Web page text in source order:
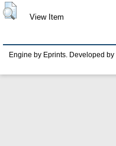
View Item
Engine by Eprints. Developed